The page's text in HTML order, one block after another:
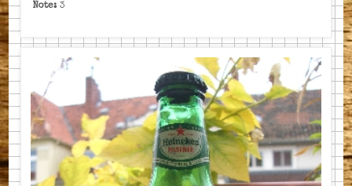
Note: 3